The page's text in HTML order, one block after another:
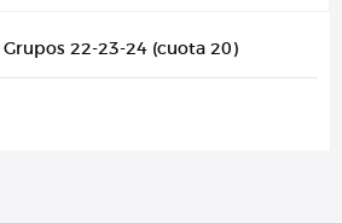
Grupos 22-23-24 (cuota 20)